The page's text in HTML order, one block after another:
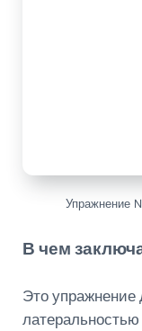
Упражнение
В чем
Это упражнение